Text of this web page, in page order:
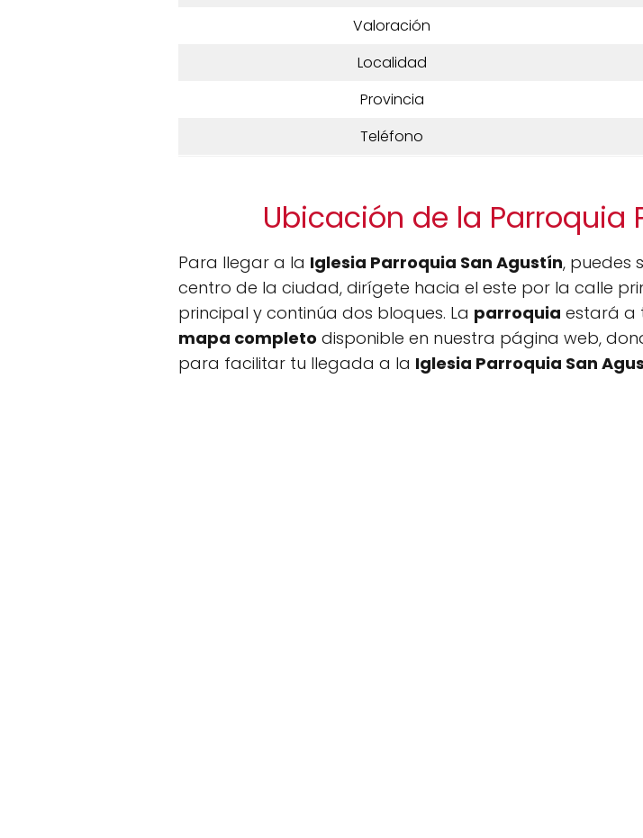
Valoración
Localidad
Provincia
Teléfono
Ubicación de la Parroquia
Para llegar a la Iglesia Parroquia San Agustín, puedes
centro de la ciudad, dirígete hacia el este por la calle
principal y continúa dos bloques. La parroquia estará a
mapa completo disponible en nuestra página web,
para facilitar tu llegada a la Iglesia Parroquia San